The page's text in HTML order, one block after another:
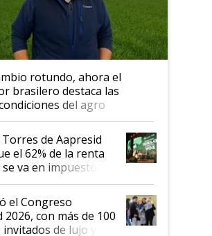
rotundo, ahora el
brasilero destaca las
del agro
para invertir: "Los veo
de Aapresid
el 62% de la renta
va en impuestos:
que en
se sigan discutiendo
cosas de hace 50
el Congreso
2026, con más de 100
de lujo y